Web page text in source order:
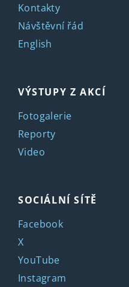
Kontakty
Návštěvní řád
English
VÝSTUPY Z AKCÍ
Fotogalerie
Reporty
Video
SOCIÁLNÍ SÍTĚ
Facebook
X
YouTube
Instagram